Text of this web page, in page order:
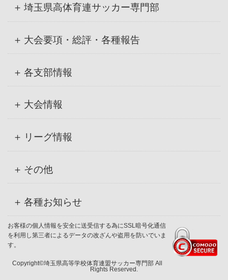
埼玉県高体育連サッカー専門部
大会要項・総評・各種報告
各支部情報
大会情報
リーグ情報
その他
各種お知らせ
お客様の個人情報を安全に送受信する為にSSL暗号化通信
を利用し第三者によるデータの改ざんや盗用を防いでいま
す。
Copyright©埼玉県高等学校体育連盟サッカー専門部 All
Rights Reserved.